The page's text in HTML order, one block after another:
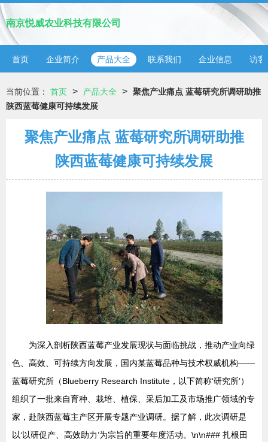
南京悦威农业科技有限公司
首页 企业简介 产品大全 联系我们 企业信息 访客
当前位置： 首页 > 产品大全 > 聚焦产业痛点 蓝莓研究所调研助推
陕西蓝莓健康可持续发展
聚焦产业痛点 蓝莓研究所调研助推
陕西蓝莓健康可持续发展
为深入剖析陕西蓝莓产业发展现状与面临挑战，推动产业向绿
色、高效、可持续方向发展，国内某蓝莓品种与技术权威机构——
蓝莓研究所（Blueberry Research Institute，以下简称‘研究所’）
组织了一批来自育种、栽培、植保、采后加工及市场推广领域的专
家，赴陕西蓝莓主产区开展专题产业调研。据了解，此次调研是
以‘以研促产、高效助力’为宗旨的重要年度活动。\n\n### 扎根田